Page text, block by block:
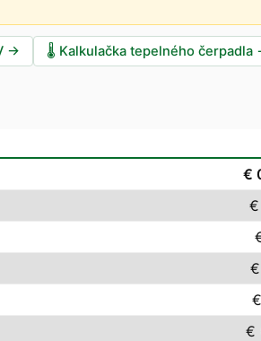
→ 🌡️ Kalkulačka tepelného čerpadla
€
€
€